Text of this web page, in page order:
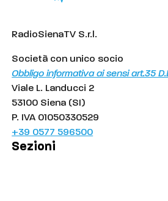
RadioSienaTV S.r.l.
Società con unico socio
Obbligo informativa ai sensi art.35
Viale L. Landucci 2
53100 Siena (SI)
P. IVA 01050330529
+39 0577 596500
Sezioni